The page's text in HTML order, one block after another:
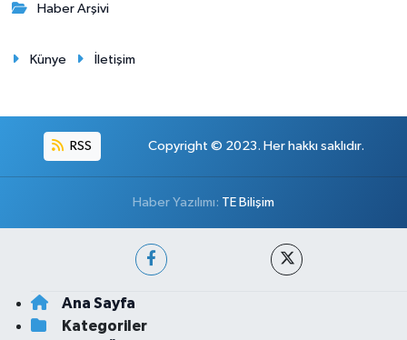
Haber Arşivi
Künye İletişim
RSS Copyright © 2023. Her hakkı saklıdır.
Haber Yazılımı: TE Bilişim
Ana Sayfa
Kategoriler